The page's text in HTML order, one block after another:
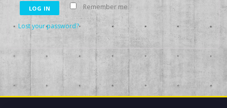
Remember me
LOG IN
Lost your password?